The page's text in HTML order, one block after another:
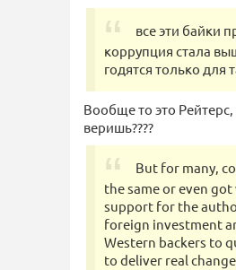
все эти байки
коррупция стала
годятся только для
Вообще то это
веришь????
But for many,
the same or even
support for the
foreign investment
Western backers to
to deliver real